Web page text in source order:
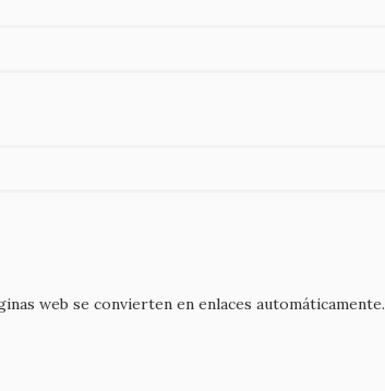
web se convierten en enlaces automáticamente.